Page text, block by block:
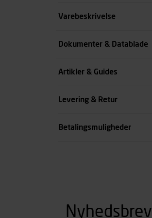
Størrelse
Varebeskrivelse
Dokumenter & Datablade
Artikler & Guides
Levering & Retur
Betalingsmuligheder
Nyhedsbrev